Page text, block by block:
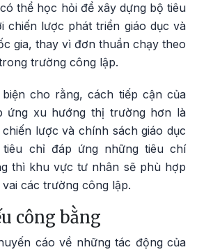
thể học hỏi để xây dựng bộ tiêu
chiến lược phát triển giáo dục và
gia, thay vì đơn thuần chạy theo
trường công lập.
cho rằng, cách tiếp cận của
ứng xu hướng thị trường hơn là
lược và chính sách giáo dục
chỉ đáp ứng những tiêu chí
thì khu vực tư nhân sẽ phù hợp
các trường công lập.
công bằng
cáo về những tác động của